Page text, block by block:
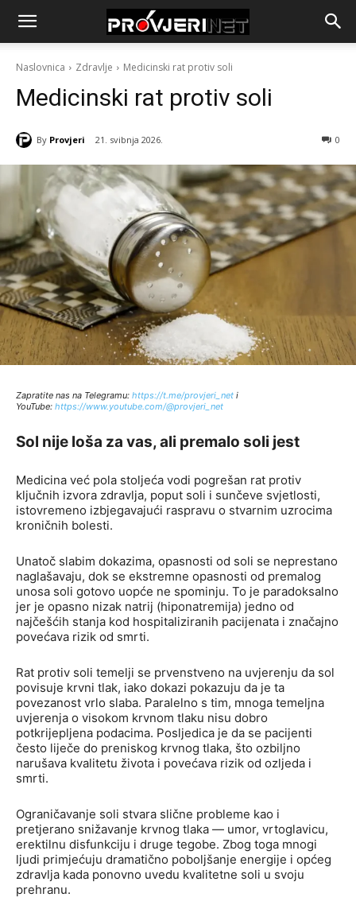
Naslovnica Zdravlje Medicinski rat protiv soli
Medicinski rat protiv soli
By Provjeri 21. svibnja 2026. 0
Zapratite nas na Telegramu: https://t.me/provjeri_net i
YouTube: https://www.youtube.com/@provjeri_net
Sol nije loša za vas, ali premalo soli jest
Medicina već pola stoljeća vodi pogrešan rat protiv
ključnih izvora zdravlja, poput soli i sunčeve svjetlosti,
istovremeno izbjegavajući raspravu o stvarnim uzrocima
kroničnih bolesti.
Unatoč slabim dokazima, opasnosti od soli se neprestano
naglašavaju, dok se ekstremne opasnosti od premalog
unosa soli gotovo uopće ne spominju. To je paradoksalno
jer je opasno nizak natrij (hiponatremija) jedno od
najčešćih stanja kod hospitaliziranih pacijenata i značajno
povećava rizik od smrti.
Rat protiv soli temelji se prvenstveno na uvjerenju da sol
povisuje krvni tlak, iako dokazi pokazuju da je ta
povezanost vrlo slaba. Paralelno s tim, mnoga temeljna
uvjerenja o visokom krvnom tlaku nisu dobro
potkrijepljena podacima. Posljedica je da se pacijenti
često liječe do preniskog krvnog tlaka, što ozbiljno
narušava kvalitetu života i povećava rizik od ozljeda i
smrti.
Ograničavanje soli stvara slične probleme kao i
pretjerano snižavanje krvnog tlaka — umor, vrtoglavicu,
erektilnu disfunkciju i druge tegobe. Zbog toga mnogi
ljudi primjećuju dramatično poboljšanje energije i općeg
zdravlja kada ponovno uvedu kvalitetne soli u svoju
prehranu.